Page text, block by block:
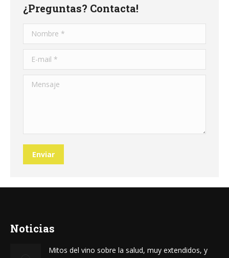
¿Preguntas? Contacta!
Nombre *
E-mail *
Mensaje
Enviar
Noticias
Mitos del vino sobre la salud, muy extendidos, y